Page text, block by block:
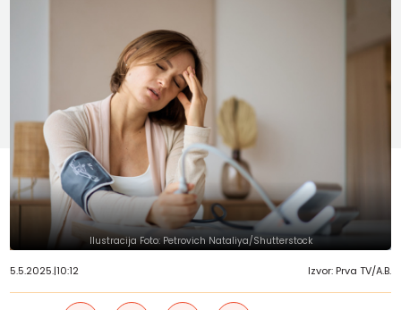
Ilustracija Foto: Petrovich Nataliya/Shutterstock
5.5.2025.|10:12 Izvor: Prva TV/A.B.